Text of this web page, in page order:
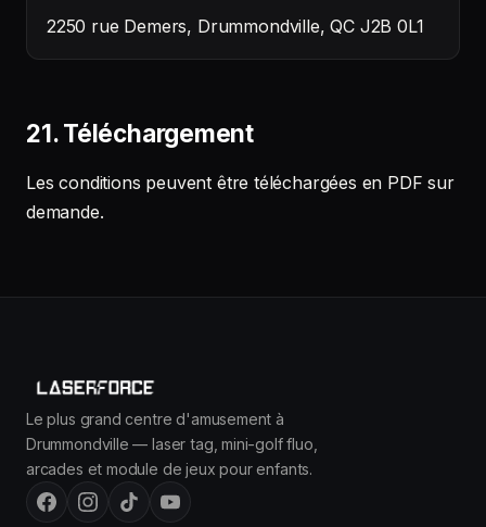
2250 rue Demers, Drummondville, QC J2B 0L1
21. Téléchargement
Les conditions peuvent être téléchargées en PDF sur
demande.
Le plus grand centre d'amusement à
Drummondville — laser tag, mini-golf fluo,
arcades et module de jeux pour enfants.